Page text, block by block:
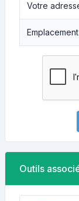
Votre
Emplacement
Outils